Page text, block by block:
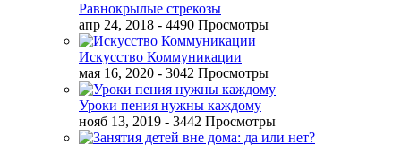
Равнокрылые стрекозы
апр 24, 2018 - 4490 Просмотры
Искусство Коммуникации
мая 16, 2020 - 3042 Просмотры
Уроки пения нужны каждому
нояб 13, 2019 - 3442 Просмотры